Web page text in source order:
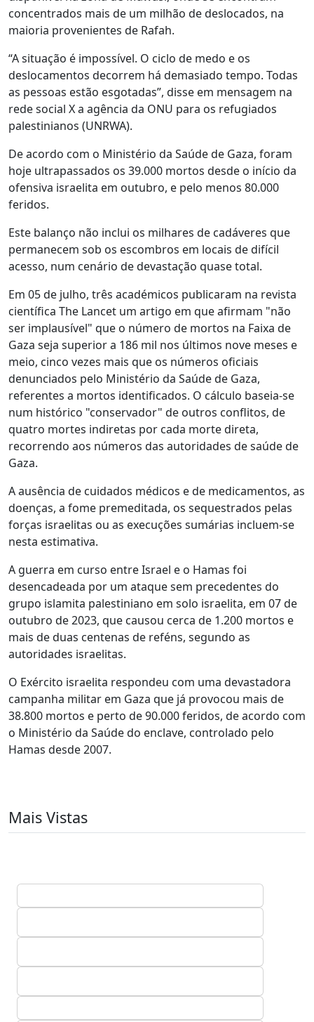
concentrados mais de um milhão de deslocados, na
maioria provenientes de Rafah.
“A situação é impossível. O ciclo de medo e os
deslocamentos decorrem há demasiado tempo. Todas
as pessoas estão esgotadas”, disse em mensagem na
rede social X a agência da ONU para os refugiados
palestinianos (UNRWA).
De acordo com o Ministério da Saúde de Gaza, foram
hoje ultrapassados os 39.000 mortos desde o início da
ofensiva israelita em outubro, e pelo menos 80.000
feridos.
Este balanço não inclui os milhares de cadáveres que
permanecem sob os escombros em locais de difícil
acesso, num cenário de devastação quase total.
Em 05 de julho, três académicos publicaram na revista
científica The Lancet um artigo em que afirmam "não
ser implausível" que o número de mortos na Faixa de
Gaza seja superior a 186 mil nos últimos nove meses e
meio, cinco vezes mais que os números oficiais
denunciados pelo Ministério da Saúde de Gaza,
referentes a mortos identificados. O cálculo baseia-se
num histórico "conservador" de outros conflitos, de
quatro mortes indiretas por cada morte direta,
recorrendo aos números das autoridades de saúde de
Gaza.
A ausência de cuidados médicos e de medicamentos, as
doenças, a fome premeditada, os sequestrados pelas
forças israelitas ou as execuções sumárias incluem-se
nesta estimativa.
A guerra em curso entre Israel e o Hamas foi
desencadeada por um ataque sem precedentes do
grupo islamita palestiniano em solo israelita, em 07 de
outubro de 2023, que causou cerca de 1.200 mortos e
mais de duas centenas de reféns, segundo as
autoridades israelitas.
O Exército israelita respondeu com uma devastadora
campanha militar em Gaza que já provocou mais de
38.800 mortos e perto de 90.000 feridos, de acordo com
o Ministério da Saúde do enclave, controlado pelo
Hamas desde 2007.
Mais Vistas